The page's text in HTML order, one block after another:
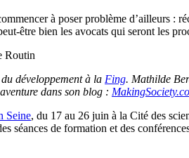
à poser problème d’ailleurs :
être bien les avocats qui seront les
Routin
développement à la Fing. Mathilde
dans son blog :
Seine, du 17 au 26 juin à la Cité des
séances de formation et des